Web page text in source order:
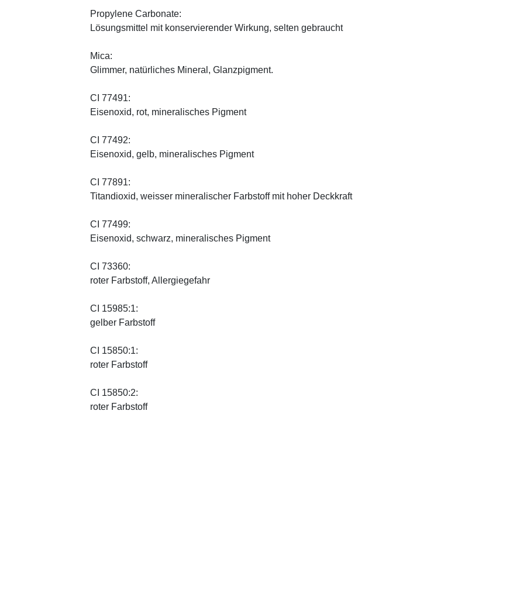
Propylene Carbonate:
Lösungsmittel mit konservierender Wirkung, selten gebraucht
Mica:
Glimmer, natürliches Mineral, Glanzpigment.
CI 77491:
Eisenoxid, rot, mineralisches Pigment
CI 77492:
Eisenoxid, gelb, mineralisches Pigment
CI 77891:
Titandioxid, weisser mineralischer Farbstoff mit hoher Deckkraft
CI 77499:
Eisenoxid, schwarz, mineralisches Pigment
CI 73360:
roter Farbstoff, Allergiegefahr
CI 15985:1:
gelber Farbstoff
CI 15850:1:
roter Farbstoff
CI 15850:2:
roter Farbstoff